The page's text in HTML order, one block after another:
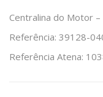
Centralina do Motor –
Referência: 39128-
Referência Atena: